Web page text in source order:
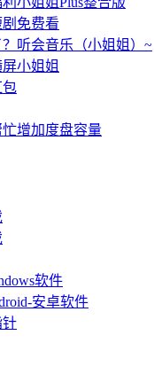
免费看
听会音乐（小姐姐）~
小姐姐
包
忙增加度盘容量
软件
安卓软件
针